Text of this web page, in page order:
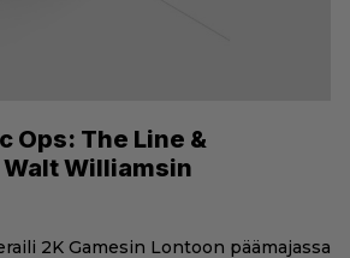
Ops: The Line &
Williamsin
2K Gamesin Lontoon päämajassa